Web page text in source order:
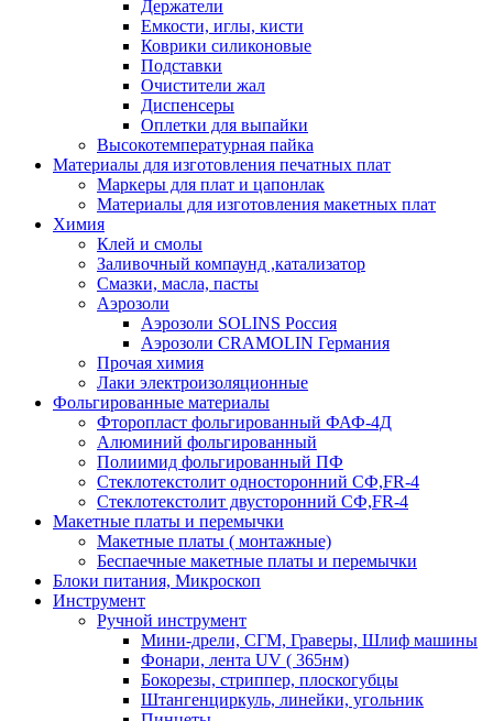
Держатели
Емкости, иглы, кисти
Коврики силиконовые
Подставки
Очистители жал
Диспенсеры
Оплетки для выпайки
Высокотемпературная пайка
Материалы для изготовления печатных плат
Маркеры для плат и цапонлак
Материалы для изготовления макетных плат
Химия
Клей и смолы
Заливочный компаунд ,катализатор
Смазки, масла, пасты
Аэрозоли
Аэрозоли SOLINS Россия
Аэрозоли CRAMOLIN Германия
Прочая химия
Лаки электроизоляционные
Фольгированные материалы
Фторопласт фольгированный ФАФ-4Д
Алюминий фольгированный
Полиимид фольгированный ПФ
Стеклотекстолит односторонний CФ,FR-4
Стеклотекстолит двусторонний СФ,FR-4
Макетные платы и перемычки
Макетные платы ( монтажные)
Беспаечные макетные платы и перемычки
Блоки питания, Микроскоп
Инструмент
Ручной инструмент
Мини-дрели, СГМ, Граверы, Шлиф машины
Фонари, лента UV ( 365нм)
Бокорезы, cтриппер, плоскогубцы
Штангенциркуль, линейки, угольник